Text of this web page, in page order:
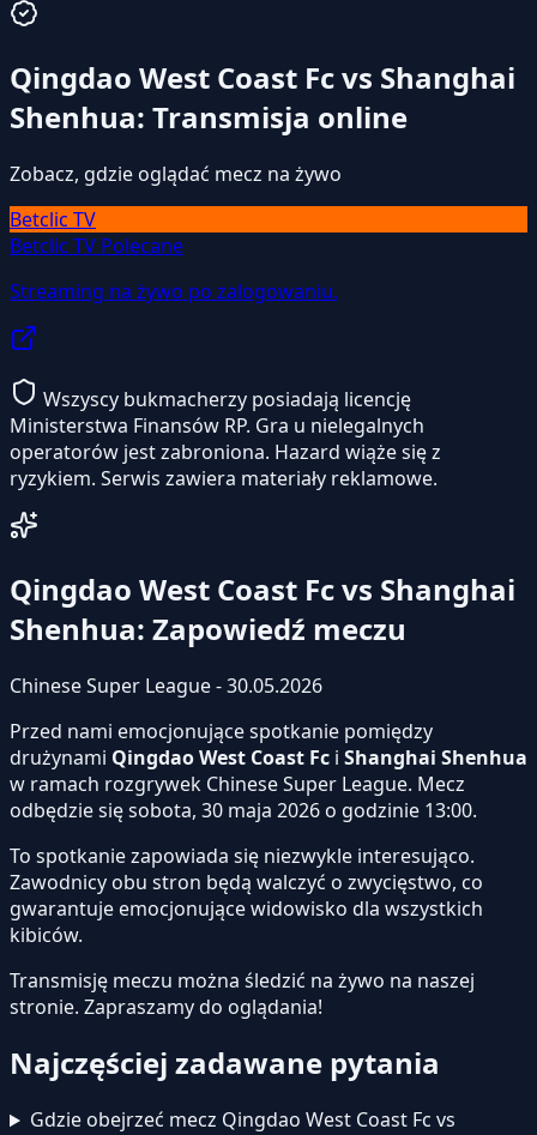
Qingdao West Coast Fc vs Shanghai
Shenhua: Transmisja online
Zobacz, gdzie oglądać mecz na żywo
Betclic TV
Betclic TV Polecane
Streaming na żywo po zalogowaniu.
Wszyscy bukmacherzy posiadają licencję
Ministerstwa Finansów RP. Gra u nielegalnych
operatorów jest zabroniona. Hazard wiąże się z
ryzykiem. Serwis zawiera materiały reklamowe.
Qingdao West Coast Fc vs Shanghai
Shenhua: Zapowiedź meczu
Chinese Super League - 30.05.2026
Przed nami emocjonujące spotkanie pomiędzy
drużynami Qingdao West Coast Fc i Shanghai Shenhua
w ramach rozgrywek Chinese Super League. Mecz
odbędzie się sobota, 30 maja 2026 o godzinie 13:00.
To spotkanie zapowiada się niezwykle interesująco.
Zawodnicy obu stron będą walczyć o zwycięstwo, co
gwarantuje emocjonujące widowisko dla wszystkich
kibiców.
Transmisję meczu można śledzić na żywo na naszej
stronie. Zapraszamy do oglądania!
Najczęściej zadawane pytania
Gdzie obejrzeć mecz Qingdao West Coast Fc vs